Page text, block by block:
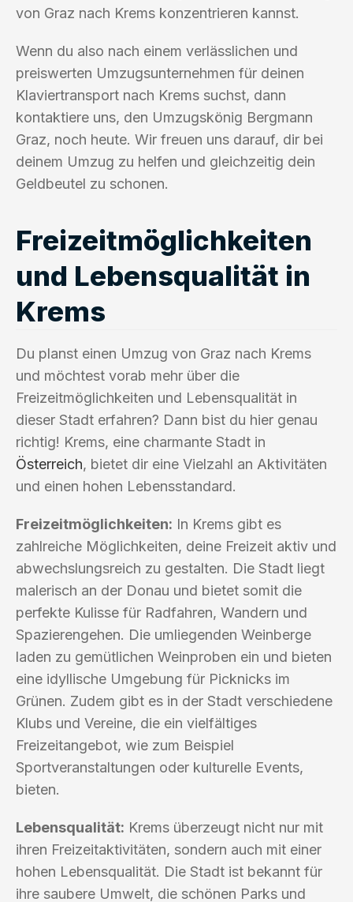
von Graz nach Krems konzentrieren kannst.
Wenn du also nach einem verlässlichen und
preiswerten Umzugsunternehmen für deinen
Klaviertransport nach Krems suchst, dann
kontaktiere uns, den Umzugskönig Bergmann
Graz, noch heute. Wir freuen uns darauf, dir bei
deinem Umzug zu helfen und gleichzeitig dein
Geldbeutel zu schonen.
Freizeitmöglichkeiten
und Lebensqualität in
Krems
Du planst einen Umzug von Graz nach Krems
und möchtest vorab mehr über die
Freizeitmöglichkeiten und Lebensqualität in
dieser Stadt erfahren? Dann bist du hier genau
richtig! Krems, eine charmante Stadt in
Österreich, bietet dir eine Vielzahl an Aktivitäten
und einen hohen Lebensstandard.
Freizeitmöglichkeiten: In Krems gibt es
zahlreiche Möglichkeiten, deine Freizeit aktiv und
abwechslungsreich zu gestalten. Die Stadt liegt
malerisch an der Donau und bietet somit die
perfekte Kulisse für Radfahren, Wandern und
Spazierengehen. Die umliegenden Weinberge
laden zu gemütlichen Weinproben ein und bieten
eine idyllische Umgebung für Picknicks im
Grünen. Zudem gibt es in der Stadt verschiedene
Klubs und Vereine, die ein vielfältiges
Freizeitangebot, wie zum Beispiel
Sportveranstaltungen oder kulturelle Events,
bieten.
Lebensqualität: Krems überzeugt nicht nur mit
ihren Freizeitaktivitäten, sondern auch mit einer
hohen Lebensqualität. Die Stadt ist bekannt für
ihre saubere Umwelt, die schönen Parks und